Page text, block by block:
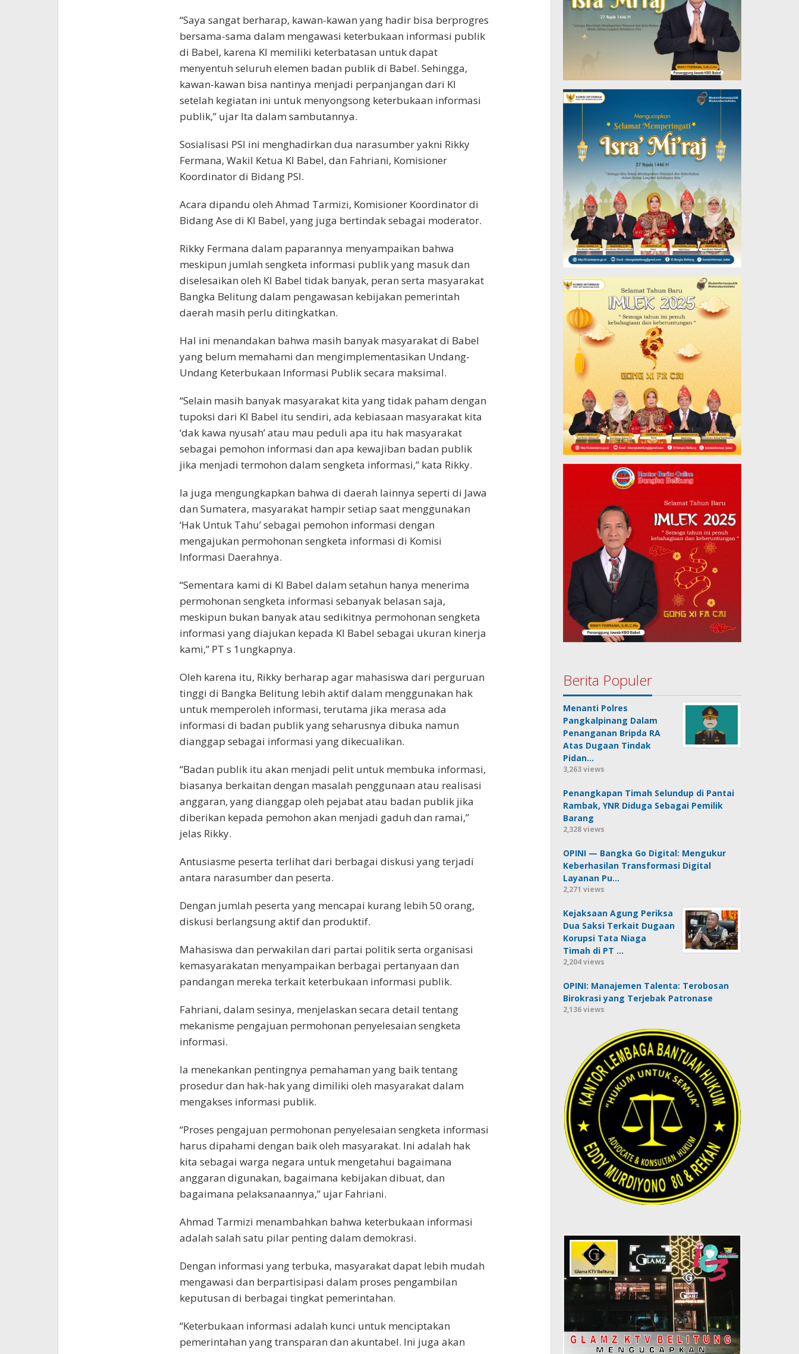
“Saya sangat berharap, kawan-kawan yang hadir bisa berprogres
bersama-sama dalam mengawasi keterbukaan informasi publik
di Babel, karena KI memiliki keterbatasan untuk dapat
menyentuh seluruh elemen badan publik di Babel. Sehingga,
kawan-kawan bisa nantinya menjadi perpanjangan dari KI
setelah kegiatan ini untuk menyongsong keterbukaan informasi
publik,” ujar Ita dalam sambutannya.
Sosialisasi PSI ini menghadirkan dua narasumber yakni Rikky
Fermana, Wakil Ketua KI Babel, dan Fahriani, Komisioner
Koordinator di Bidang PSI.
Acara dipandu oleh Ahmad Tarmizi, Komisioner Koordinator di
Bidang Ase di KI Babel, yang juga bertindak sebagai moderator.
Rikky Fermana dalam paparannya menyampaikan bahwa
meskipun jumlah sengketa informasi publik yang masuk dan
diselesaikan oleh KI Babel tidak banyak, peran serta masyarakat
Bangka Belitung dalam pengawasan kebijakan pemerintah
daerah masih perlu ditingkatkan.
Hal ini menandakan bahwa masih banyak masyarakat di Babel
yang belum memahami dan mengimplementasikan Undang-
Undang Keterbukaan Informasi Publik secara maksimal.
“Selain masih banyak masyarakat kita yang tidak paham dengan
tupoksi dari KI Babel itu sendiri, ada kebiasaan masyarakat kita
‘dak kawa nyusah’ atau mau peduli apa itu hak masyarakat
sebagai pemohon informasi dan apa kewajiban badan publik
jika menjadi termohon dalam sengketa informasi,” kata Rikky.
Ia juga mengungkapkan bahwa di daerah lainnya seperti di Jawa
dan Sumatera, masyarakat hampir setiap saat menggunakan
‘Hak Untuk Tahu’ sebagai pemohon informasi dengan
mengajukan permohonan sengketa informasi di Komisi
Informasi Daerahnya.
“Sementara kami di KI Babel dalam setahun hanya menerima
permohonan sengketa informasi sebanyak belasan saja,
meskipun bukan banyak atau sedikitnya permohonan sengketa
informasi yang diajukan kepada KI Babel sebagai ukuran kinerja
kami,” PT s 1ungkapnya.
Oleh karena itu, Rikky berharap agar mahasiswa dari perguruan
tinggi di Bangka Belitung lebih aktif dalam menggunakan hak
untuk memperoleh informasi, terutama jika merasa ada
informasi di badan publik yang seharusnya dibuka namun
dianggap sebagai informasi yang dikecualikan.
“Badan publik itu akan menjadi pelit untuk membuka informasi,
biasanya berkaitan dengan masalah penggunaan atau realisasi
anggaran, yang dianggap oleh pejabat atau badan publik jika
diberikan kepada pemohon akan menjadi gaduh dan ramai,”
jelas Rikky.
Antusiasme peserta terlihat dari berbagai diskusi yang terjadi
antara narasumber dan peserta.
Dengan jumlah peserta yang mencapai kurang lebih 50 orang,
diskusi berlangsung aktif dan produktif.
Mahasiswa dan perwakilan dari partai politik serta organisasi
kemasyarakatan menyampaikan berbagai pertanyaan dan
pandangan mereka terkait keterbukaan informasi publik.
Fahriani, dalam sesinya, menjelaskan secara detail tentang
mekanisme pengajuan permohonan penyelesaian sengketa
informasi.
Ia menekankan pentingnya pemahaman yang baik tentang
prosedur dan hak-hak yang dimiliki oleh masyarakat dalam
mengakses informasi publik.
“Proses pengajuan permohonan penyelesaian sengketa informasi
harus dipahami dengan baik oleh masyarakat. Ini adalah hak
kita sebagai warga negara untuk mengetahui bagaimana
anggaran digunakan, bagaimana kebijakan dibuat, dan
bagaimana pelaksanaannya,” ujar Fahriani.
Ahmad Tarmizi menambahkan bahwa keterbukaan informasi
adalah salah satu pilar penting dalam demokrasi.
Dengan informasi yang terbuka, masyarakat dapat lebih mudah
mengawasi dan berpartisipasi dalam proses pengambilan
keputusan di berbagai tingkat pemerintahan.
“Keterbukaan informasi adalah kunci untuk menciptakan
pemerintahan yang transparan dan akuntabel. Ini juga akan
Berita Populer
Menanti Polres
Pangkalpinang Dalam
Penanganan Bripda RA
Atas Dugaan Tindak
Pidan…
3,263 views
Penangkapan Timah Selundup di Pantai
Rambak, YNR Diduga Sebagai Pemilik
Barang
2,328 views
OPINI — Bangka Go Digital: Mengukur
Keberhasilan Transformasi Digital
Layanan Pu…
2,271 views
Kejaksaan Agung Periksa
Dua Saksi Terkait Dugaan
Korupsi Tata Niaga
Timah di PT …
2,204 views
OPINI: Manajemen Talenta: Terobosan
Birokrasi yang Terjebak Patronase
2,136 views